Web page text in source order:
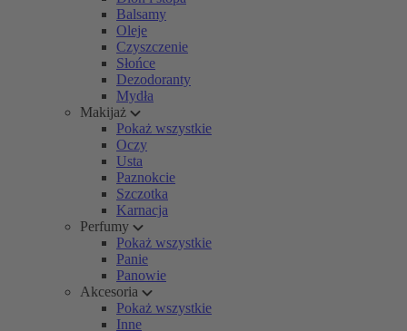
Balsamy
Oleje
Czyszczenie
Słońce
Dezodoranty
Mydła
Makijaż
Pokaż wszystkie
Oczy
Usta
Paznokcie
Szczotka
Karnacja
Perfumy
Pokaż wszystkie
Panie
Panowie
Akcesoria
Pokaż wszystkie
Inne